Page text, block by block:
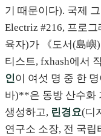
기 때문이다). 국제
Electriz #216, 프로
육자)가 《도서(島嶼
티스트, fxhash에서
인이 여섯 명 중 한
바)**은 동방 산수화
생성하고, 린경요(디
연구소 소장, 전 국